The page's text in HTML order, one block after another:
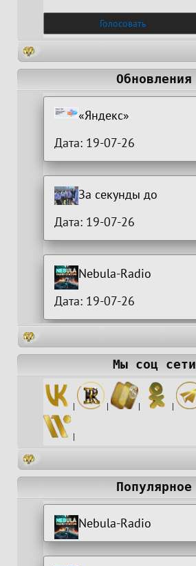
Голосовать
Обновления
«Яндекс»
Дата: 19-07-26
За секунды до
Дата: 19-07-26
Nebula-Radio
Дата: 19-07-26
Мы соц сети
| | | |
|
Популярное
Nebula-Radio